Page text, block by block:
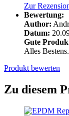
Zur
Bewertung:
Author:
Datum:
Gute
Alles
Produkt bewerten
Zu diesem